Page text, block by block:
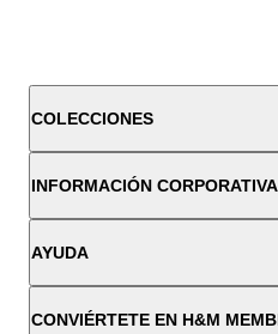
COLECCIONES
INFORMACIÓN CORPORATIVA
AYUDA
CONVIÉRTETE EN H&M